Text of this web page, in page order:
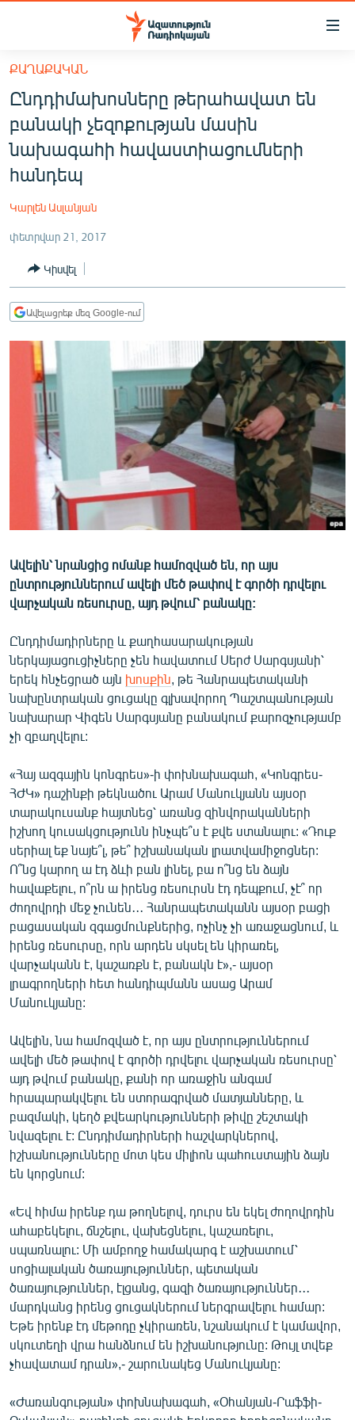
Մատչելիության
հիմնական
բովանդակությանը
Անցնել
հիմնական
մենյուին
Որոնում
ՀԱՅԱՍՏԱՆ
ՔԱՂԱՔԱԿԱՆ
ԸՆՏՐՈՒԹՅՈՒՆՆԵՐ 2026
ՊԱՏԵՐԱԶՄԻ 6 ՇԱԲԱԹՆԵՐԸ
ՏԱՐԱԾԱՇՐՋԱՆ
ՄԻՋԱԶԳԱՅԻՆ
ՄՇԱԿՈՒՅԹ
ՍՊՈՐՏ
ՄԵԿՆԱԲԱՆՈՒԹՅՈՒՆ
ՏՏ ԵՒ ԻՆՏԵՐՆԵՏ
ԿՈՐՈՆԱՎԻՐՈՒՍ
ՏԵՍԱՆՅՈՒԹԵՐ
ԲԱՆԱՎԵՃ
ՓՈԴՔԱՍԹ
Հայերեն
English
ՀԵՏԵՎԵՔ ՄԵԶ
«Ազատության» բոլոր կայքերը
ՔԱՂԱՔԱԿԱՆ
Ընդդիմախոսները թերահավատ են
բանակի չեզոքության մասին
նախագահի հավաստիացումների
հանդեպ
Կարլեն Ասլանյան
փետրվար 21, 2017
Կիսվել
Ավելացրեք մեզ Google-ում
Ավելին՝ նրանցից ոմանք համոզված են, որ այս
ընտրություններում ավելի մեծ թափով է գործի դրվելու
վարչական ռեսուրսը, այդ թվում՝ բանակը:
Ընդդիմադիրները և քաղհասարակության
ներկայացուցիչները չեն հավատում Սերժ Սարգսյանի՝
երեկ հնչեցրած այն խոսքին , թե Հանրապետականի
նախընտրական ցուցակը գլխավորող Պաշտպանության
նախարար Վիգեն Սարգսյանը բանակում քարոզչությամբ
չի զբաղվելու:
«Հայ ազգային կոնգրես»-ի փոխնախագահ, «Կոնգրես-
ՀԺԿ» դաշինքի թեկնածու Արամ Մանուկյանն այսօր
տարակուսանք հայտնեց՝ առանց զինվորականների
իշխող կուսակցությունն ինչպե՞ս է քվե ստանալու: «Դուք
սերիալ եք նայե՞լ, թե՞ իշխանական լրատվամիջոցներ:
Ո՞նց կարող ա էդ ձևի բան լինել, բա ո՞նց են ձայն
հավաքելու, ո՞րն ա իրենց ռեսուրսն էդ դեպքում, չէ՞ որ
ժողովրդի մեջ չունեն․․․ Հանրապետականն այսօր բացի
բացասական զգացմունքներից, ոչինչ չի առաջացնում, և
իրենց ռեսուրսը, որն արդեն սկսել են կիրառել,
վարչականն է, կաշառքն է, բանակն է»,- այսօր
լրագրողների հետ հանդիպմանն ասաց Արամ
Մանուկյանը:
Ավելին, նա համոզված է, որ այս ընտրություններում
ավելի մեծ թափով է գործի դրվելու վարչական ռեսուրսը՝
այդ թվում բանակը, քանի որ առաջին անգամ
հրապարակվելու են ստորագրված մատյանները, և
բազմակի, կեղծ քվեարկությունների թիվը շեշտակի
նվազելու է: Ընդդիմադիրների հաշվարկներով,
իշխանությունները մոտ կես միլիոն պահուստային ձայն
են կորցնում:
«Եվ հիմա իրենք դա թողնելով, դուրս են եկել ժողովրդին
ահաբեկելու, ճնշելու, վախեցնելու, կաշառելու,
սպառնալու: Մի ամբողջ համակարգ է աշխատում՝
սոցիալական ծառայություններ, պետական
ծառայություններ, էլցանց, գազի ծառայություններ․․․
մարդկանց իրենց ցուցակներում ներգրավելու համար:
Եթե իրենք էդ մեթոդը չկիրառեն, նշանակում է կամավոր,
սկուտեղի վրա հանձնում են իշխանությունը: Թույլ տվեք
չհավատամ դրան»,- շարունակեց Մանուկյանը:
«Ժառանգության» փոխնախագահ, «Օհանյան-Րաֆֆի-